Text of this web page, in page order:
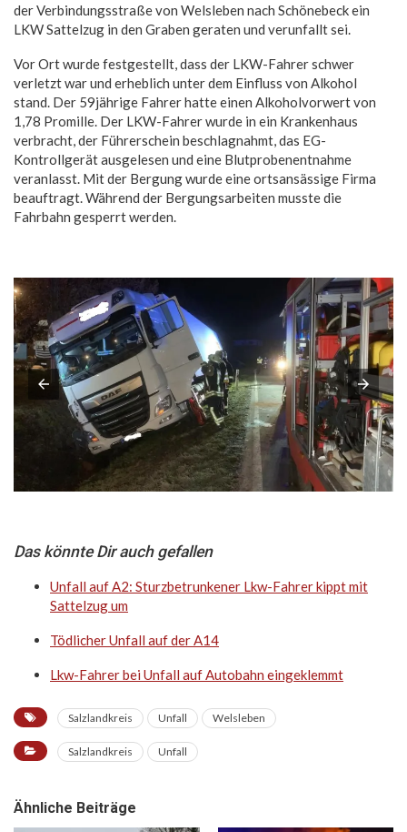
der Verbindungsstraße von Welsleben nach Schönebeck ein
LKW Sattelzug in den Graben geraten und verunfallt sei.
Vor Ort wurde festgestellt, dass der LKW-​Fahrer schwer
verletzt war und erheblich unter dem Einfluss von Alkohol
stand. Der 59jährige Fahrer hatte einen Alkoholvorwert von
1,78 Promille. Der LKW-​Fahrer wurde in ein Krankenhaus
verbracht, der Führerschein beschlagnahmt, das EG-​
Kontrollgerät ausgelesen und eine Blutprobenentnahme
veranlasst. Mit der Bergung wurde eine ortsansässige Firma
beauftragt. Während der Bergungsarbeiten musste die
Fahrbahn gesperrt werden.
Das könnte Dir auch gefallen
Unfall auf A2: Sturzbetrunkener Lkw-Fahrer kippt mit
Sattelzug um
Tödlicher Unfall auf der A14
Lkw-Fahrer bei Unfall auf Autobahn eingeklemmt
Salzlandkreis Unfall Welsleben
Salzlandkreis Unfall
Ähnliche Beiträge